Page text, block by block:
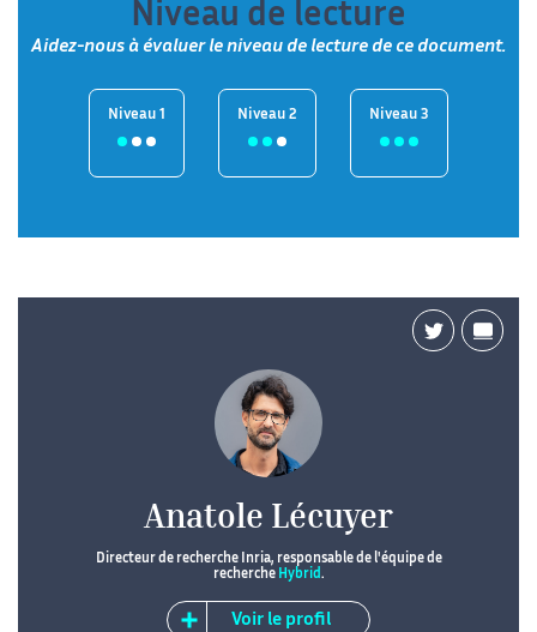
Niveau de lecture
Aidez-nous à évaluer le niveau de lecture de ce document.
Niveau 1 Niveau 2 Niveau 3
Anatole Lécuyer
Directeur de recherche Inria, responsable de l'équipe de
recherche Hybrid .
Voir le profil